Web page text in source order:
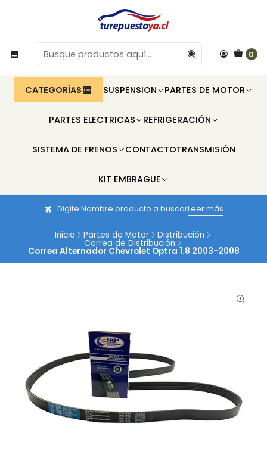
0
CATEGORÍAS SUSPENSION PARTES DE MOTOR
PARTES ELECTRICAS REFRIGERACIÓN
SISTEMA DE FRENOS CONTACTOTRANSMISIÓN
KIT EMBRAGUE
Digite Nombre producto a buscarLeer más
Inicio Partes de Motor Distribución
Correa de Distribución
Correa Alternador Chevrolet Optra 1.8 2003-2008